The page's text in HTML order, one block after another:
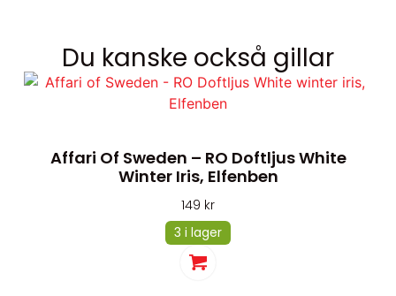
Du kanske också gillar
Affari Of Sweden – RO Doftljus White
Winter Iris, Elfenben
149 kr
3 i lager